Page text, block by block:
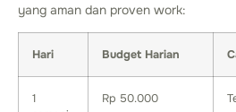
yang aman dan proven work:
Hari Budget Harian
1
Rp 50.000